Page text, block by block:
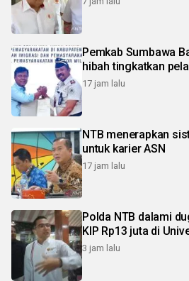
Pemkab Sumbawa
hibah tingkatkan
17 jam lalu
NTB menerapkan sistem manajemen talenta
untuk karier ASN
17 jam lalu
Polda NTB dalami
KIP Rp13 juta di
3 jam lalu